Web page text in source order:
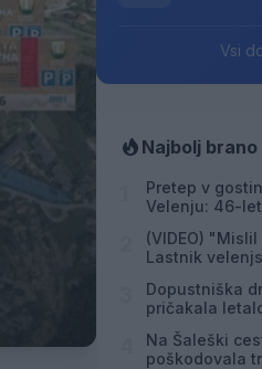
Vsi
Najbolj brano
Pretep v
Velenju: 46-
(VIDEO)
Lastnik
Dopustniška
pričakala
Na Šaleški
poškodovala